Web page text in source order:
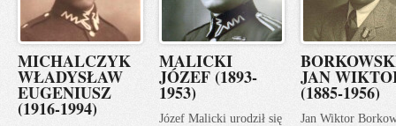
MICHALCZYK
WŁADYSŁAW
EUGENIUSZ
(1916-1994)
MALICKI
JÓZEF (1893-
1953)
Józef Malicki urodził się
JAN
(1885-1956)
Jan Wiktor